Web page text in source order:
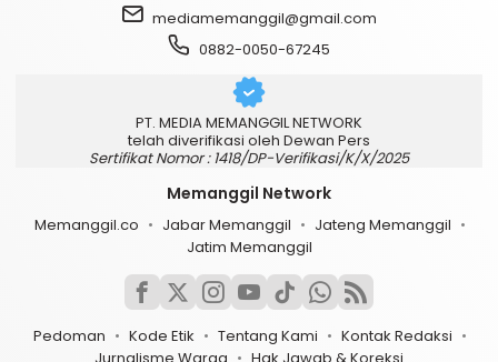
mediamemanggil@gmail.com
0882-0050-67245
PT. MEDIA MEMANGGIL NETWORK
telah diverifikasi oleh Dewan Pers
Sertifikat Nomor : 1418/DP-Verifikasi/K/X/2025
Memanggil Network
Memanggil.co Jabar Memanggil
Jateng Memanggil
Jatim Memanggil
Pedoman Kode Etik Tentang Kami
Kontak Redaksi